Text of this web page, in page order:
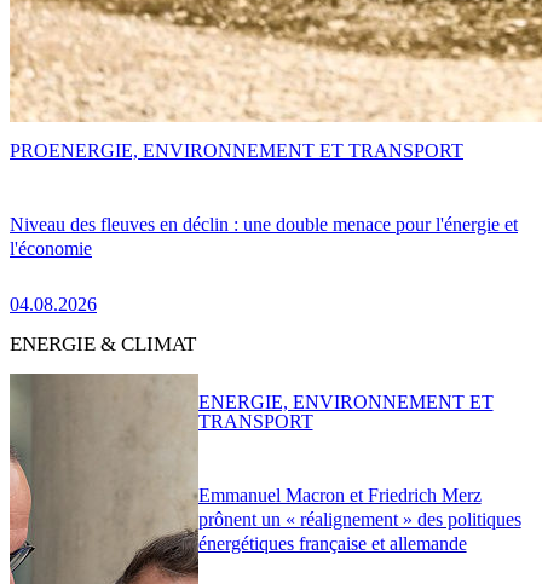
Niveau des fleuves en déclin : une double menace pour l'énergie et
l'économie
04.08.2026
PROENERGIE, ENVIRONNEMENT ET TRANSPORT
ENERGIE & CLIMAT
Emmanuel Macron et Friedrich Merz
prônent un « réalignement » des politiques
énergétiques française et allemande
ENERGIE, ENVIRONNEMENT ET
TRANSPORT